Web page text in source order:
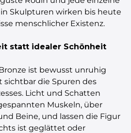
Skulpturen wirken bis heute
menschlicher Existenz.
statt idealer Schönheit
ist bewusst unruhig
die Spuren des
Licht und Schatten
Muskeln, über
Beine, und lassen die Figur
ist geglättet oder